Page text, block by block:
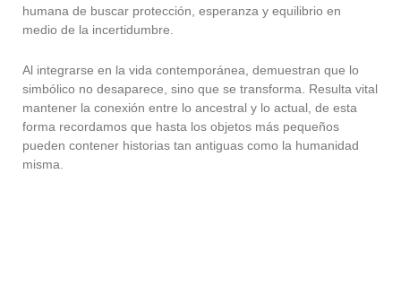
humana de buscar protección, esperanza y equilibrio en
medio de la incertidumbre.
Al integrarse en la vida contemporánea, demuestran que lo
simbólico no desaparece, sino que se transforma. Resulta vital
mantener la conexión entre lo ancestral y lo actual, de esta
forma recordamos que hasta los objetos más pequeños
pueden contener historias tan antiguas como la humanidad
misma.